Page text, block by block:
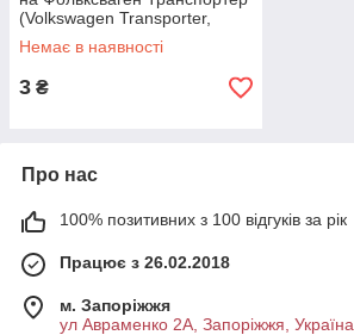
(Volkswagen Transporter,
Sharan, Transporter T5) Hepu
AP8209
Немає в наявності
3 ₴
Про нас
100% позитивних з 100 відгуків за рік
Працює з 26.02.2018
м. Запоріжжя
ул Авраменко 2А, Запоріжжя, Україна